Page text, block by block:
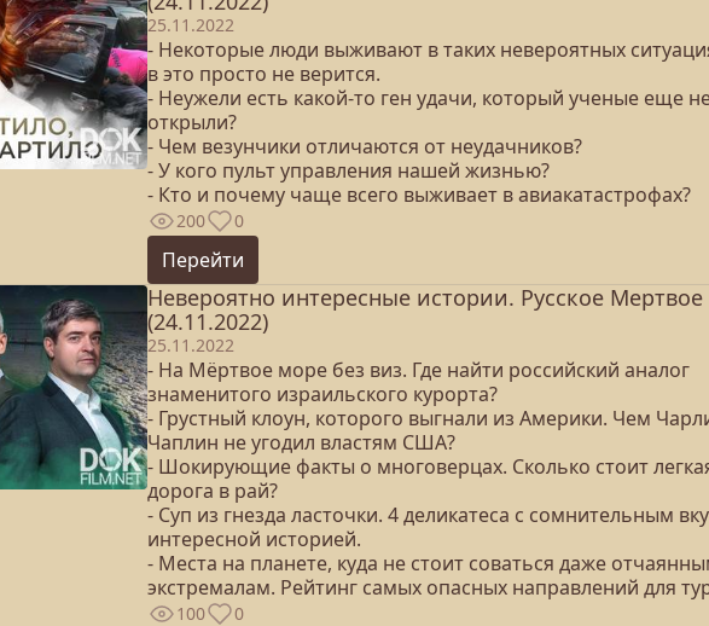
25.11.2022
- Некоторые люди выживают в таких невероятных
в это просто не верится.
- Неужели есть какой-то ген удачи, который ученые еще
открыли?
- Чем везунчики отличаются от неудачников?
- У кого пульт управления нашей жизнью?
- Кто и почему чаще всего выживает в авиакатастрофах?
200 0
Перейти
Невероятно интересные истории. Русское
(24.11.2022)
25.11.2022
- На Мёртвое море без виз. Где найти российский аналог
знаменитого израильского курорта?
- Грустный клоун, которого выгнали из Америки. Чем
Чаплин не угодил властям США?
- Шокирующие факты о многоверцах. Сколько стоит
дорога в рай?
- Суп из гнезда ласточки. 4 деликатеса с сомнительным
интересной историей.
- Места на планете, куда не стоит соваться даже
экстремалам. Рейтинг самых опасных направлений для
100 0